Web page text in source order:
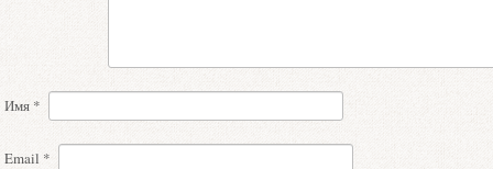
Имя *
Email *